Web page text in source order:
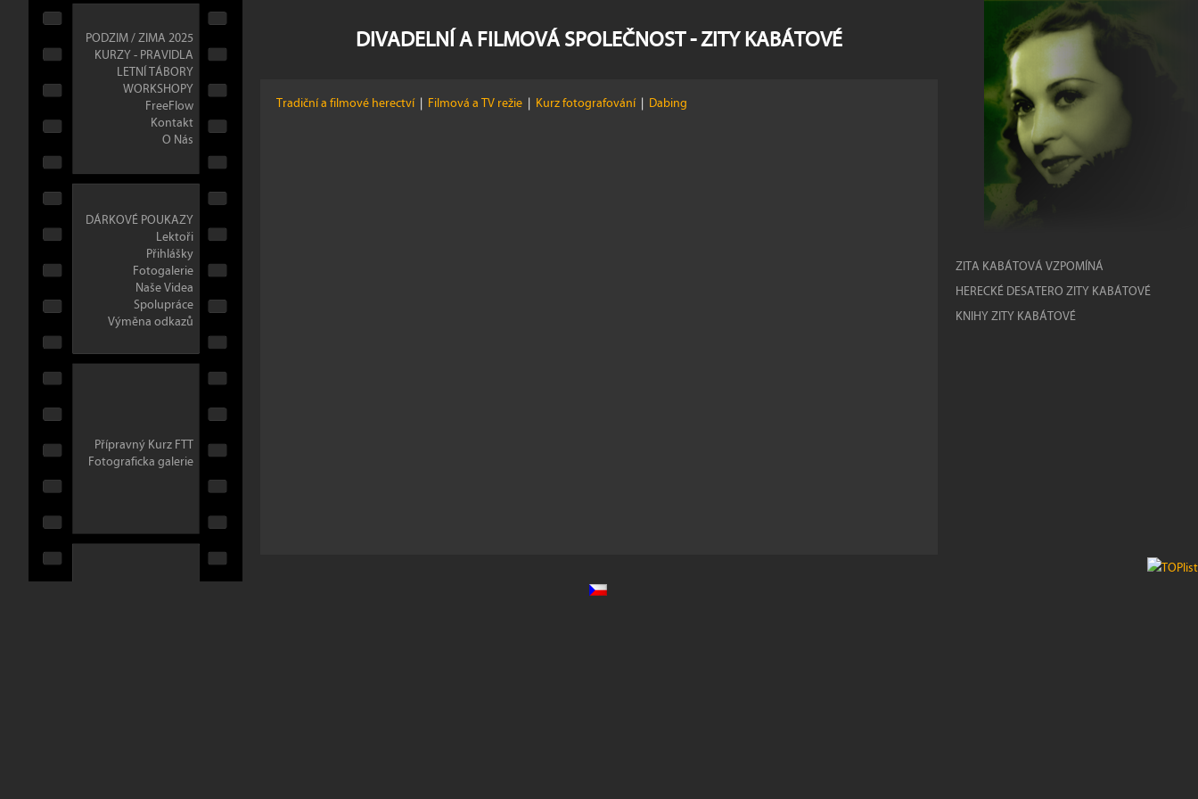
PODZIM / ZIMA 2025
KURZY - PRAVIDLA
LETNÍ TÁBORY
WORKSHOPY
FreeFlow
Kontakt
O Nás
DÁRKOVÉ POUKAZY
Lektoři
Přihlášky
Fotogalerie
Naše Videa
Spolupráce
Výměna odkazů
Přípravný Kurz FTT
Fotograficka galerie
DIVADELNÍ A FILMOVÁ SPOLEČNOST - ZITY KABÁTOVÉ
Tradiční a filmové herectví | Filmová a TV režie | Kurz fotografování | Dabing
ZITA KABÁTOVÁ VZPOMÍNÁ
HERECKÉ DESATERO ZITY KABÁTOVÉ
KNIHY ZITY KABÁTOVÉ